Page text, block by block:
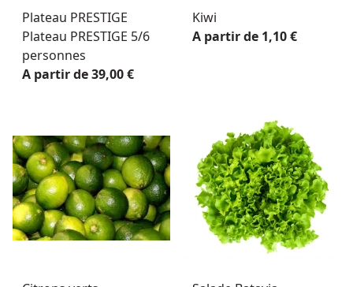
Plateau PRESTIGE
Plateau PRESTIGE 5/6
personnes
A partir de 39,00 €
Kiwi
A partir de 1,10 €